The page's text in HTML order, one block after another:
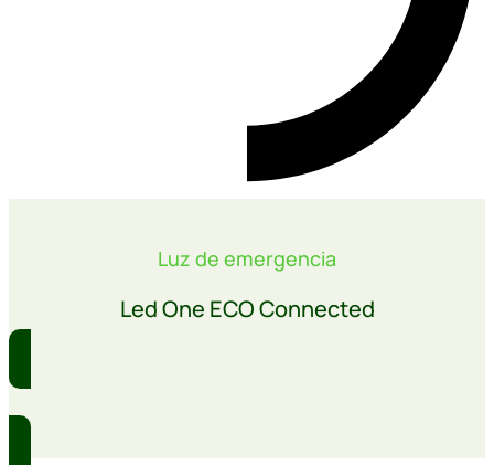
Luz de emergencia
Led One ECO Connected